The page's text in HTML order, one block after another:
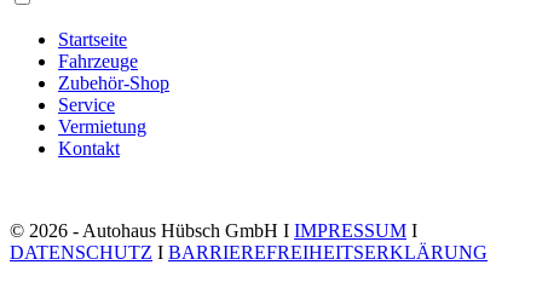
Startseite
Fahrzeuge
Zubehör-Shop
Service
Vermietung
Kontakt
© 2026 - Autohaus Hübsch GmbH I IMPRESSUM I
DATENSCHUTZ I BARRIEREFREIHEITSERKLÄRUNG